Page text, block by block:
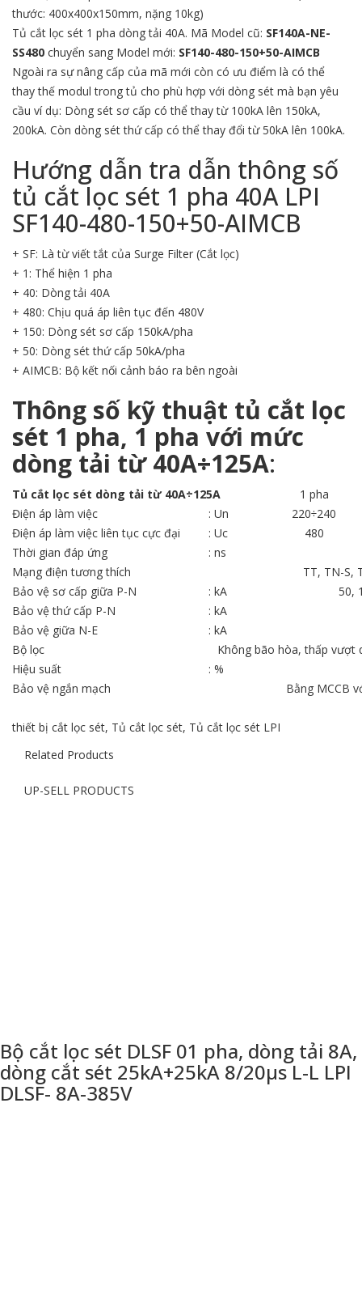
thước: 400x400x150mm, nặng 10kg)
Tủ cắt lọc sét 1 pha dòng tải 40A. Mã Model cũ: SF140A-NE-
SS480 chuyển sang Model mới: SF140-480-150+50-AIMCB
Ngoài ra sự nâng cấp của mã mới còn có ưu điểm là có thể
thay thế modul trong tủ cho phù hợp với dòng sét mà bạn yêu
cầu ví dụ: Dòng sét sơ cấp có thể thay từ 100kA lên 150kA,
200kA. Còn dòng sét thứ cấp có thể thay đổi từ 50kA lên 100kA.
Hướng dẫn tra dẫn thông số
tủ cắt lọc sét 1 pha 40A LPI
SF140-480-150+50-AIMCB
+ SF: Là từ viết tắt của Surge Filter (Cắt lọc)
+ 1: Thể hiện 1 pha
+ 40: Dòng tải 40A
+ 480: Chịu quá áp liên tục đến 480V
+ 150: Dòng sét sơ cấp 150kA/pha
+ 50: Dòng sét thứ cấp 50kA/pha
+ AIMCB: Bộ kết nối cảnh báo ra bên ngoài
Thông số kỹ thuật tủ cắt lọc
sét 1 pha, 1 pha với mức
dòng tải từ 40A÷125A:
Tủ cắt lọc sét dòng tải từ 40A÷125A
1 pha
Điện áp làm việc
: Un
220÷240
Điện áp làm việc liên tục cực đại
: Uc
480
Thời gian đáp ứng
: ns
Mạng điện tương thích
TT, TN-S,
Bảo vệ sơ cấp giữa P-N
: kA
50,
Bảo vệ thứ cấp P-N
: kA
Bảo vệ giữa N-E
: kA
Bộ lọc
Không bão hòa, thấp vượt
Hiệu suất
: %
Bảo vệ ngắn mạch
Bằng MCCB
thiết bị cắt lọc sét, Tủ cắt lọc sét, Tủ cắt lọc sét LPI
Related Products
UP-SELL PRODUCTS
Bộ cắt lọc sét DLSF 01 pha, dòng tải 8A,
dòng cắt sét 25kA+25kA 8/20μs L-L LPI
DLSF- 8A-385V